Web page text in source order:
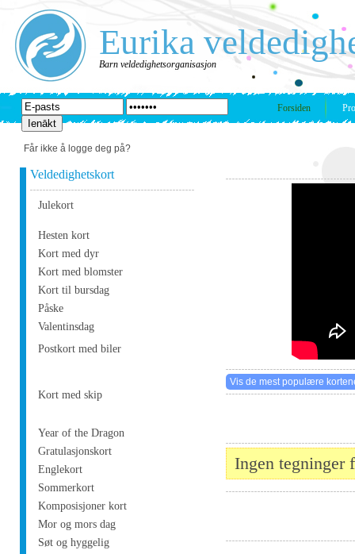
Eurika
Barn veldedighetsorganisasjon
Forsiden
Får ikke å logge deg på?
Veldedighetskort
Julekort
Hesten kort
Kort med dyr
Kort med blomster
Kort til bursdag
Påske
Valentinsdag
Postkort med biler
Kort med skip
Year of the Dragon
Gratulasjonskort
Englekort
Sommerkort
Komposisjoner kort
Mor og mors dag
Søt og hyggelig
Ingen tegninger